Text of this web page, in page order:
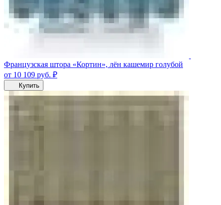
Французская штора «Кортин», лён кашемир голубой
от 10 109 руб. ₽
Купить